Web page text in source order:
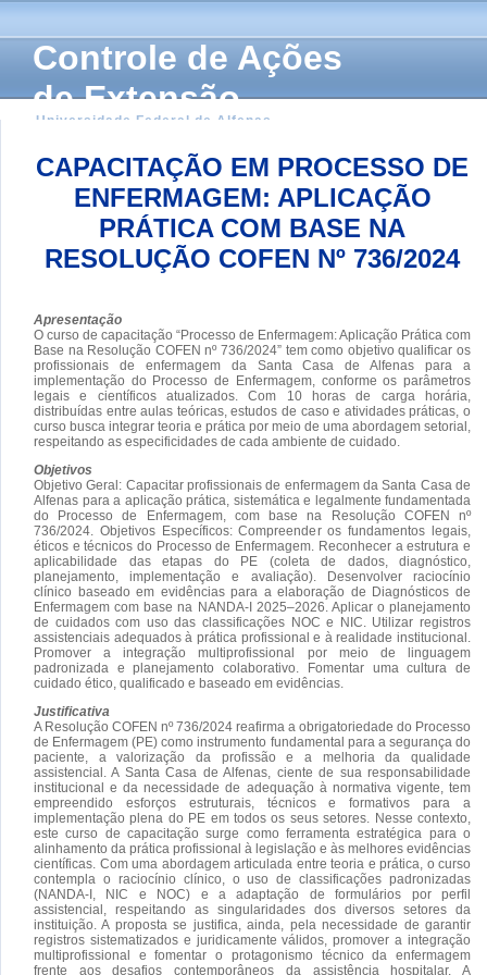
Controle de Ações
de Extensão
Universidade Federal de Alfenas
CAPACITAÇÃO EM PROCESSO DE
ENFERMAGEM: APLICAÇÃO
PRÁTICA COM BASE NA
RESOLUÇÃO COFEN Nº 736/2024
Apresentação
O curso de capacitação “Processo de Enfermagem: Aplicação Prática com
Base na Resolução COFEN nº 736/2024” tem como objetivo qualificar os
profissionais de enfermagem da Santa Casa de Alfenas para a
implementação do Processo de Enfermagem, conforme os parâmetros
legais e científicos atualizados. Com 10 horas de carga horária,
distribuídas entre aulas teóricas, estudos de caso e atividades práticas, o
curso busca integrar teoria e prática por meio de uma abordagem setorial,
respeitando as especificidades de cada ambiente de cuidado.
Objetivos
Objetivo Geral: Capacitar profissionais de enfermagem da Santa Casa de
Alfenas para a aplicação prática, sistemática e legalmente fundamentada
do Processo de Enfermagem, com base na Resolução COFEN nº
736/2024. Objetivos Específicos: Compreender os fundamentos legais,
éticos e técnicos do Processo de Enfermagem. Reconhecer a estrutura e
aplicabilidade das etapas do PE (coleta de dados, diagnóstico,
planejamento, implementação e avaliação). Desenvolver raciocínio
clínico baseado em evidências para a elaboração de Diagnósticos de
Enfermagem com base na NANDA-I 2025–2026. Aplicar o planejamento
de cuidados com uso das classificações NOC e NIC. Utilizar registros
assistenciais adequados à prática profissional e à realidade institucional.
Promover a integração multiprofissional por meio de linguagem
padronizada e planejamento colaborativo. Fomentar uma cultura de
cuidado ético, qualificado e baseado em evidências.
Justificativa
A Resolução COFEN nº 736/2024 reafirma a obrigatoriedade do Processo
de Enfermagem (PE) como instrumento fundamental para a segurança do
paciente, a valorização da profissão e a melhoria da qualidade
assistencial. A Santa Casa de Alfenas, ciente de sua responsabilidade
institucional e da necessidade de adequação à normativa vigente, tem
empreendido esforços estruturais, técnicos e formativos para a
implementação plena do PE em todos os seus setores. Nesse contexto,
este curso de capacitação surge como ferramenta estratégica para o
alinhamento da prática profissional à legislação e às melhores evidências
científicas. Com uma abordagem articulada entre teoria e prática, o curso
contempla o raciocínio clínico, o uso de classificações padronizadas
(NANDA-I, NIC e NOC) e a adaptação de formulários por perfil
assistencial, respeitando as singularidades dos diversos setores da
instituição. A proposta se justifica, ainda, pela necessidade de garantir
registros sistematizados e juridicamente válidos, promover a integração
multiprofissional e fomentar o protagonismo técnico da enfermagem
frente aos desafios contemporâneos da assistência hospitalar. A